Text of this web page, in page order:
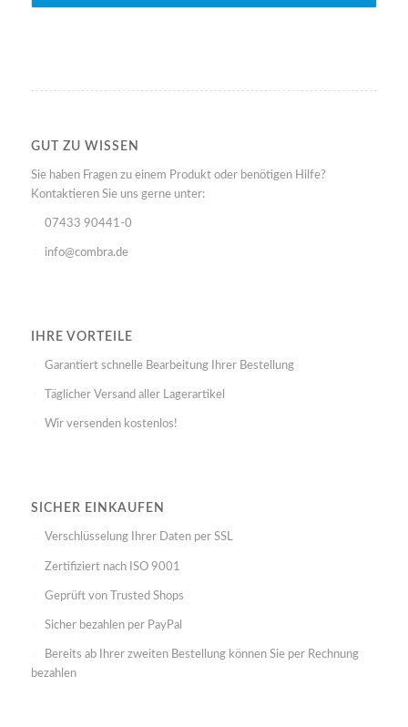
GUT ZU WISSEN
Sie haben Fragen zu einem Produkt oder benötigen Hilfe?
Kontaktieren Sie uns gerne unter:
07433 90441-0
info@combra.de
IHRE VORTEILE
Garantiert schnelle Bearbeitung Ihrer Bestellung
Täglicher Versand aller Lagerartikel
Wir versenden kostenlos!
SICHER EINKAUFEN
Verschlüsselung Ihrer Daten per SSL
Zertifiziert nach ISO 9001
Geprüft von Trusted Shops
Sicher bezahlen per PayPal
Bereits ab Ihrer zweiten Bestellung können Sie per Rechnung
bezahlen